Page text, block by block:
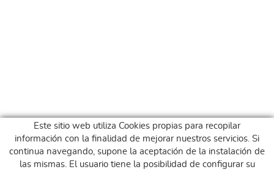
Este sitio web utiliza Cookies propias para recopilar
información con la finalidad de mejorar nuestros servicios. Si
continua navegando, supone la aceptación de la instalación de
las mismas. El usuario tiene la posibilidad de configurar su